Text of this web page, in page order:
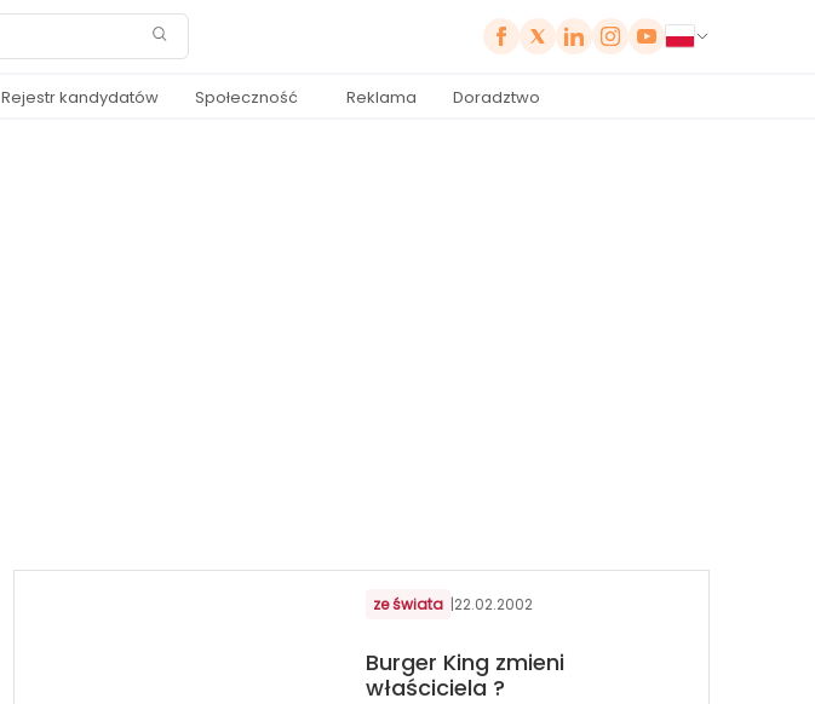
Rejestr kandydatów Społeczność Reklama Doradztwo
ze świata |22.02.2002
Burger King zmieni
właściciela ?